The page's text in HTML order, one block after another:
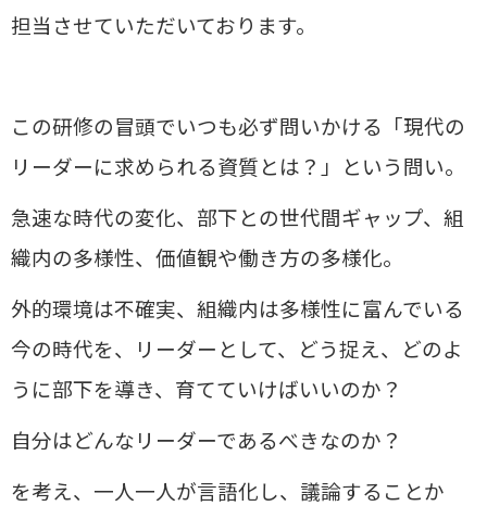
担当させていただいております。
この研修の冒頭でいつも必ず問いかける「現代の
リーダーに求められる資質とは？」という問い。
急速な時代の変化、部下との世代間ギャップ、組
織内の多様性、価値観や働き方の多様化。
外的環境は不確実、組織内は多様性に富んでいる
今の時代を、リーダーとして、どう捉え、どのよ
うに部下を導き、育てていけばいいのか？
自分はどんなリーダーであるべきなのか？
を考え、一人一人が言語化し、議論することか